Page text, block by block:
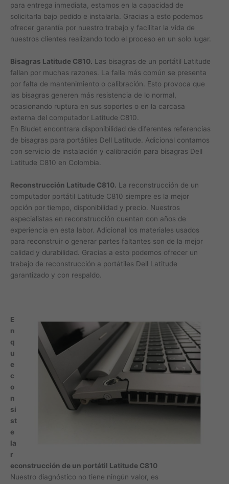
para entrega inmediata, estamos en la capacidad de
solicitarla bajo pedido e instalarla. Gracias a esto podemos
ofrecer garantía por nuestro trabajo y facilitar la vida de
nuestros clientes realizando todo el proceso en un solo lugar.
Bisagras Latitude C810. Las bisagras de un portátil Latitude
fallan por muchas razones. La falla más común se presenta
por falta de mantenimiento o calibración. Esto provoca que
las bisagras generen más resistencia de lo normal,
ocasionando ruptura en sus soportes o en la carcasa
externa del computador Latitude C810.
En Bludet encontrara disponibilidad de diferentes referencias
de bisagras para portátiles Dell Latitude. Adicional contamos
con servicio de instalación y calibración para bisagras Dell
Latitude C810 en Colombia.
Reconstrucción Latitude C810. La reconstrucción de un
computador portátil Latitude C810 siempre es la mejor
opción por tiempo, disponibilidad y precio. Nuestros
especialistas en reconstrucción cuentan con años de
experiencia en esta labor. Adicional los materiales usados
para reconstruir o generar partes faltantes son de la mejor
calidad y durabilidad. Gracias a esto podemos ofrecer un
trabajo de reconstrucción a portátiles Dell Latitude
garantizado y con respaldo.
E
n
q
u
e
c
o
n
si
st
e
la
r
econstrucción de un portátil Latitude C810
Nuestro diagnóstico no tiene ningún valor, es